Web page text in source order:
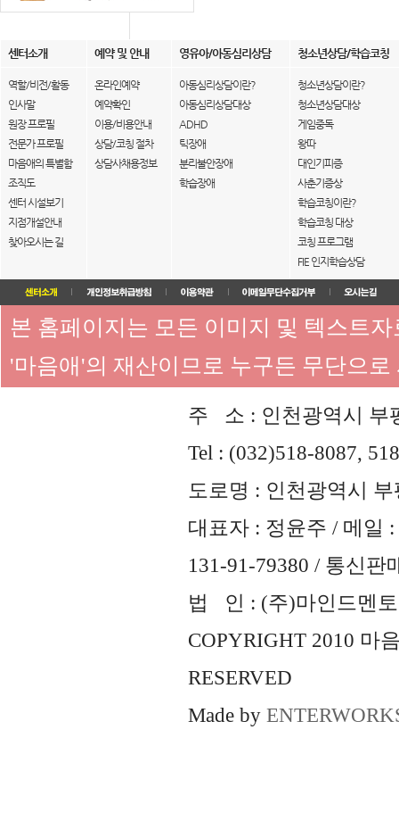
센터소개 예약 및 안내 영유아/아동심리상담 청소년상담/학습코칭
역할/비전/활동
인사말
원장 프로필
전문가 프로필
마음애의 특별함
조직도
센터 시설보기
지점개설안내
찾아오시는 길
온라인예약
예약확인
이용/비용안내
상담/코칭 절차
상담사채용정보
아동심리상담이란?
아동심리상담대상
ADHD
틱장애
분리불안장애
학습장애
청소년상담이란?
청소년상담대상
게임중독
왕따
대인기피증
사춘기증상
학습코칭이란?
학습코칭 대상
코칭 프로그램
FIE 인지학습상담
본 홈페이지는 모든 이미지 및 텍스트
'마음애'의 재산이므로 누구든 무단으
주 소 : 인천광역시 부
Tel : (032)518-8087,
도로명 : 인천광역시
대표자 : 정윤주 / 메일 :
131-91-79380 / 통신판
법 인 : (주)마인드멘토
COPYRIGHT 2010 마
RESERVED
Made by